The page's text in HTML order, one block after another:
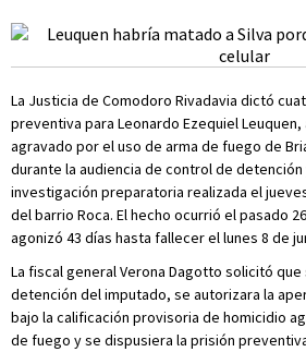
La Justicia de Comodoro Rivadavia dictó
preventiva para Leonardo Ezequiel
agravado por el uso de arma de fuego de
durante la audiencia de control de
investigación preparatoria realizada el
del barrio Roca. El hecho ocurrió el pasado
agonizó 43 días hasta fallecer el lunes 8 de
La fiscal general Verona Dagotto solicitó
detención del imputado, se autorizara la
bajo la calificación provisoria de homicidio
de fuego y se dispusiera la prisión